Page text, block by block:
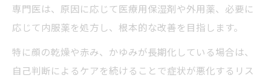
習慣
美容皮膚科おすすめの日常ケアで潤いキー
プ
専門医は、原因に応じて医療用保湿剤や外用薬、必要に
応じて内服薬を処方し、根本的な改善を目指します。
特に顔の乾燥や赤み、かゆみが長期化している場合は、
自己判断によるケアを続けることで症状が悪化するリス